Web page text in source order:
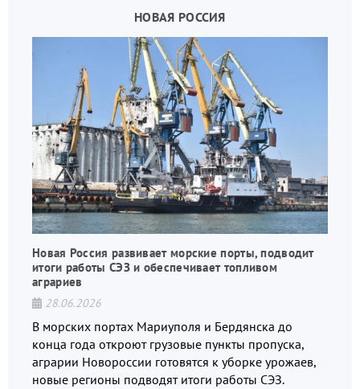
НОВАЯ РОССИЯ
Новая Россия развивает морские порты, подводит
итоги работы СЭЗ и обеспечивает топливом
аграриев
28.06.2026
В морских портах Мариуполя и Бердянска до
конца года откроют грузовые пункты пропуска,
аграрии Новороссии готовятся к уборке урожаев,
новые регионы подводят итоги работы СЭЗ.